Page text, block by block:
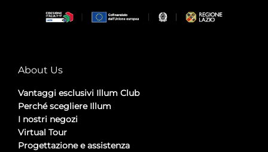
About Us
Vantaggi esclusivi Illum Club
Perché scegliere Illum
I nostri negozi
Virtual Tour
Progettazione e assistenza